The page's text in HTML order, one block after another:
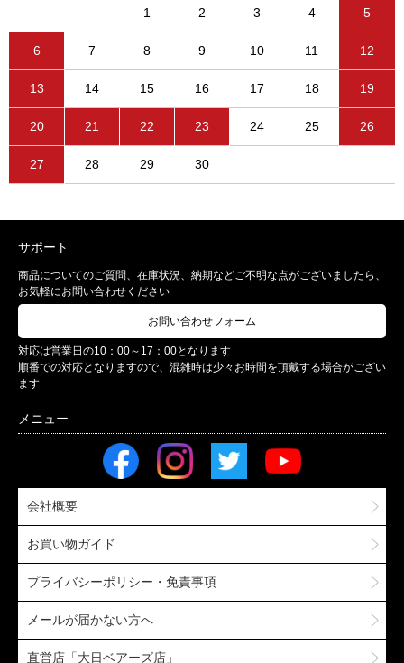
1 2 3 4 5
6 7 8 9 10 11 12
13 14 15 16 17 18 19
20 21 22 23 24 25 26
27 28 29 30
サポート
商品についてのご質問、在庫状況、納期などご不明な点がございましたら、
お気軽にお問い合わせください
お問い合わせフォーム
対応は営業日の10：00～17：00となります
順番での対応となりますので、混雑時は少々お時間を頂戴する場合がござい
ます
会社概要
お買い物ガイド
プライバシーポリシー・免責事項
メールが届かない方へ
直営店「大日ベアーズ店」